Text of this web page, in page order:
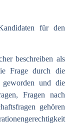
für den
beschreiben als
Frage durch die
geworden und die
Fragen nach
gehören